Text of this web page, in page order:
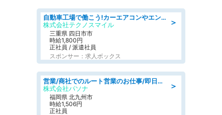
＞
自動車工場で働こう!カーエアコンやエンジンの製造・加工業務/寮完備 denso aichi
株式会社テクノスマイル
三重県 四日市市
時給1,800円
正社員 / 派遣社員
スポンサー：求人ボックス
＞
営業/商社でのルート営業のお仕事/即日勤務可/車通勤可/営業
株式会社パソナ
福岡県 北九州市
時給1,506円
正社員